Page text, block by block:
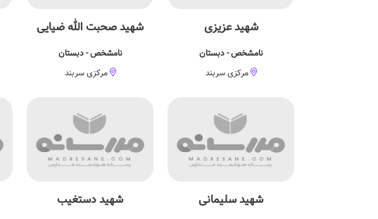
شهید عزیزی
نامشخص - دبستان
مرکزی سربند
شهید صحبت الله ضیایی
نامشخص - دبستان
مرکزی سربند
شهید سلیمانی شهید دستغیب